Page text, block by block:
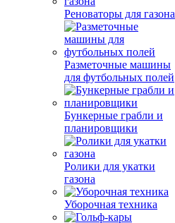
Реноваторы для газона
Разметочные машины
для футбольных полей
Бункерные грабли и
планировщики
Ролики для укатки
газона
Уборочная техника